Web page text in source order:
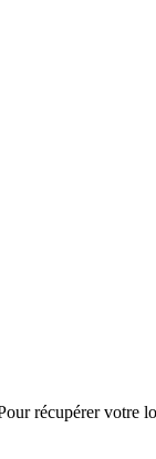
récupérer votre